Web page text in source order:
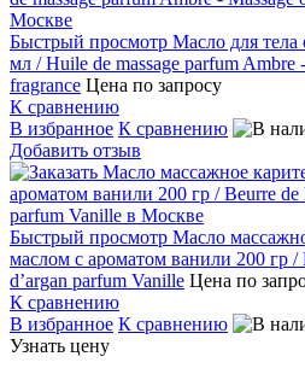
Быстрый просмотр Масло для
мл / Huile de massage parfum Ambre
fragrance Цена по запросу
К сравнению
В избранное К сравнению
Добавить отзыв
Быстрый просмотр Масло
маслом с ароматом ванили 200 гр /
d’argan parfum Vanille Цена по
К сравнению
В избранное К сравнению
Узнать цену